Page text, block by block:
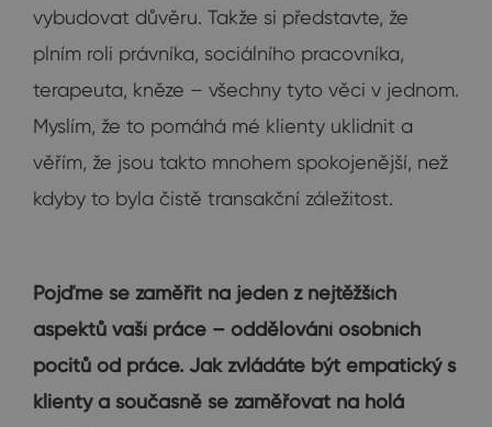
vybudovat důvěru. Takže si představte, že
plním roli právníka, sociálního pracovníka,
terapeuta, kněze – všechny tyto věci v jednom.
Myslím, že to pomáhá mé klienty uklidnit a
věřím, že jsou takto mnohem spokojenější, než
kdyby to byla čistě transakční záležitost.
Pojďme se zaměřit na jeden z nejtěžších
aspektů vaší práce – oddělování osobních
pocitů od práce. Jak zvládáte být empatický s
klienty a současně se zaměřovat na holá